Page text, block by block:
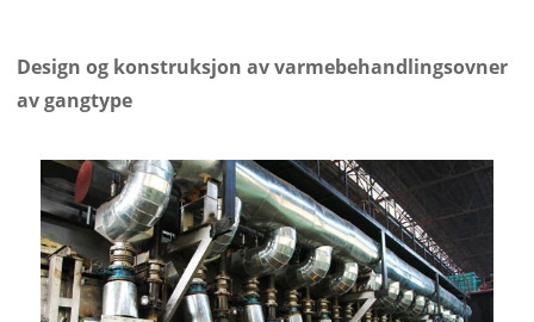
Design og konstruksjon av varmebehandlingsovner
av gangtype